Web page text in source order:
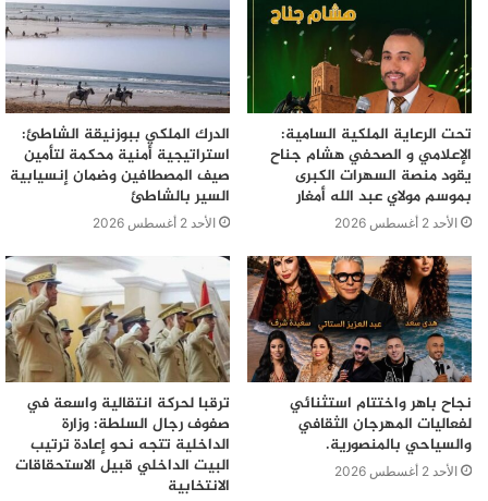
تحت الرعاية الملكية السامية:
الإعلامي و الصحفي هشام جناح
يقود منصة السهرات الكبرى
بموسم مولاي عبد الله أمغار
الأحد 2 أغسطس 2026
الدرك الملكي ببوزنيقة الشاطئ:
استراتيجية أمنية محكمة لتأمين
صيف المصطافين وضمان إنسيابية
السير بالشاطئ
الأحد 2 أغسطس 2026
نجاح باهر واختتام استثنائي
لفعاليات المهرجان الثقافي
والسياحي بالمنصورية.
الأحد 2 أغسطس 2026
ترقبا لحركة انتقالية واسعة في
صفوف رجال السلطة: وزارة
الداخلية تتجه نحو إعادة ترتيب
البيت الداخلي قبيل الاستحقاقات
الانتخابية